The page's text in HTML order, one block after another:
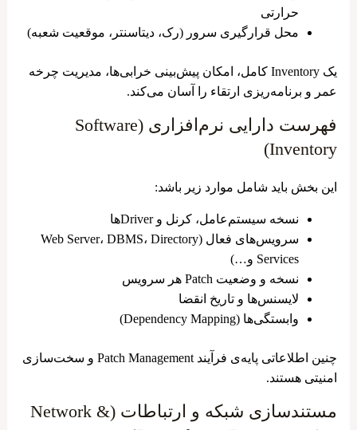
حرارتی
محل قرارگیری سرور (رک، دیتاسنتر، موقعیت شعبه)
یک Inventory کامل، امکان پیش‌بینی خرابی‌ها، مدیریت چرخه
عمر و برنامه‌ریزی ارتقاء را آسان می‌کند.
فهرست دارایی نرم‌افزاری (Software
Inventory)
این بخش باید شامل موارد زیر باشد:
نسخه سیستم‌عامل، کرنل و Driverها
سرویس‌های فعال (Web Server، DBMS، Directory
Services و…)
نسخه و وضعیت Patch هر سرویس
لایسنس‌ها و تاریخ انقضا
وابستگی‌ها (Dependency Mapping)
چنین اطلاعاتی پایه‌ی فرآیند Patch Management و سخت‌سازی
امنیتی هستند.
مستندسازی شبکه و ارتباطات (Network &